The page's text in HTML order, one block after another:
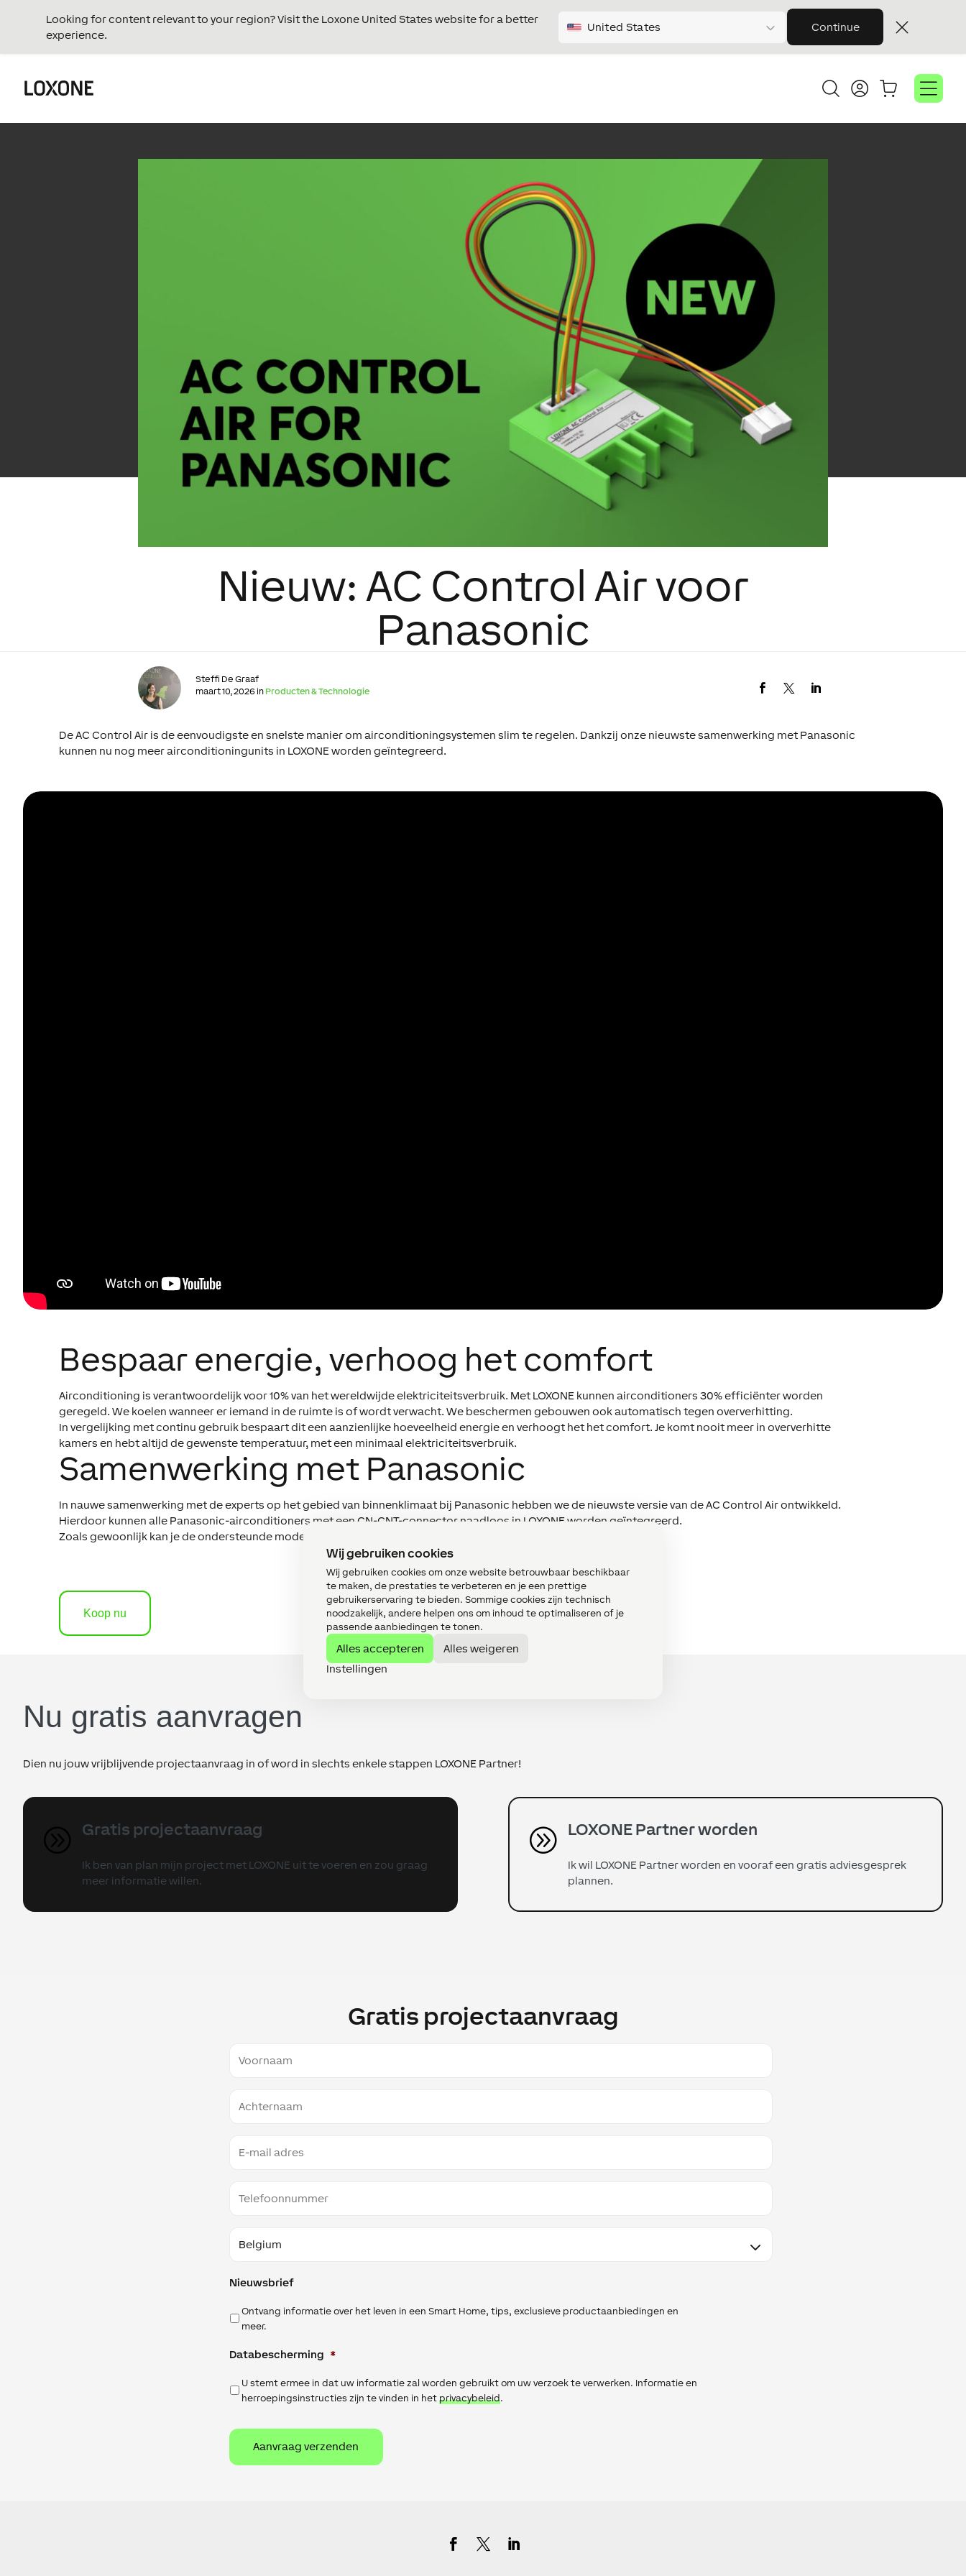
Wij gebruiken cookies
Wij gebruiken cookies om onze website betrouwbaar beschikbaar
te maken, de prestaties te verbeteren en je een prettige
gebruikerservaring te bieden. Sommige cookies zijn technisch
noodzakelijk, andere helpen ons om inhoud te optimaliseren of je
passende aanbiedingen te tonen.
Alles accepteren
Alles weigeren
Instellingen
Looking for content relevant to your region? Visit the Loxone United States website for a better
experience.
United States Continue
Nieuw: AC Control Air voor
Panasonic
Steffi De Graaf
maart 10, 2026 in Producten & Technologie
De AC Control Air is de eenvoudigste en snelste manier om airconditioningsystemen slim te regelen. Dankzij onze nieuwste samenwerking met Panasonic
kunnen nu nog meer airconditioningunits in LOXONE worden geïntegreerd.
Bespaar energie, verhoog het comfort
Airconditioning is verantwoordelijk voor 10% van het wereldwijde elektriciteitsverbruik. Met LOXONE kunnen airconditioners 30% efficiënter worden
geregeld. We koelen wanneer er iemand in de ruimte is of wordt verwacht. We beschermen gebouwen ook automatisch tegen oververhitting.
In vergelijking met continu gebruik bespaart dit een aanzienlijke hoeveelheid energie en verhoogt het het comfort. Je komt nooit meer in oververhitte
kamers en hebt altijd de gewenste temperatuur, met een minimaal elektriciteitsverbruik.
Samenwerking met Panasonic
In nauwe samenwerking met de experts op het gebied van binnenklimaat bij Panasonic hebben we de nieuwste versie van de AC Control Air ontwikkeld.
Hierdoor kunnen alle Panasonic-airconditioners met een CN-CNT-connector naadloos in LOXONE worden geïntegreerd.
Zoals gewoonlijk kan je de ondersteunde modellen vinden via de
Koop nu
Nu gratis aanvragen
Dien nu jouw vrijblijvende projectaanvraag in of word in slechts enkele stappen LOXONE Partner!
Gratis projectaanvraag
Ik ben van plan mijn project met LOXONE uit te voeren en zou graag
meer informatie willen.
A LOXONE Partner worden
Ik wil LOXONE Partner worden en vooraf een gratis adviesgesprek
plannen.
Gratis projectaanvraag
Nieuwsbrief
Ontvang informatie over het leven in een Smart Home, tips, exclusieve productaanbiedingen en
meer.
Databescherming *
U stemt ermee in dat uw informatie zal worden gebruikt om uw verzoek te verwerken. Informatie en
herroepingsinstructies zijn te vinden in het privacybeleid.